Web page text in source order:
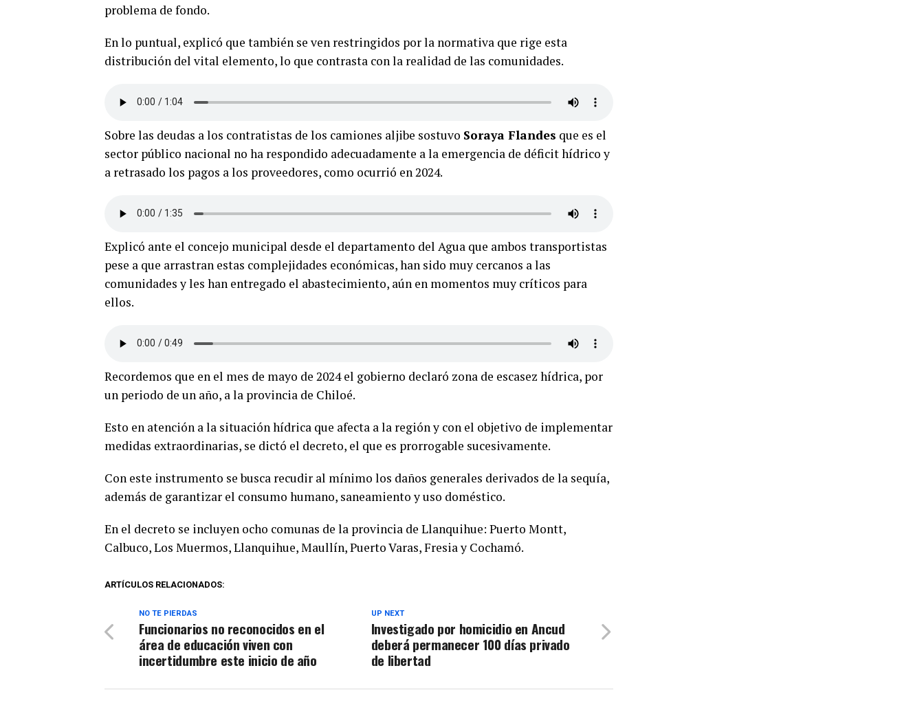
problema de fondo.
En lo puntual, explicó que también se ven restringidos por la normativa que rige esta
distribución del vital elemento, lo que contrasta con la realidad de las comunidades.
Sobre las deudas a los contratistas de los camiones aljibe sostuvo Soraya Flandes que es el
sector público nacional no ha respondido adecuadamente a la emergencia de déficit hídrico y
a retrasado los pagos a los proveedores, como ocurrió en 2024.
Explicó ante el concejo municipal desde el departamento del Agua que ambos transportistas
pese a que arrastran estas complejidades económicas, han sido muy cercanos a las
comunidades y les han entregado el abastecimiento, aún en momentos muy críticos para
ellos.
Recordemos que en el mes de mayo de 2024 el gobierno declaró zona de escasez hídrica, por
un periodo de un año, a la provincia de Chiloé.
Esto en atención a la situación hídrica que afecta a la región y con el objetivo de implementar
medidas extraordinarias, se dictó el decreto, el que es prorrogable sucesivamente.
Con este instrumento se busca recudir al mínimo los daños generales derivados de la sequía,
además de garantizar el consumo humano, saneamiento y uso doméstico.
En el decreto se incluyen ocho comunas de la provincia de Llanquihue: Puerto Montt,
Calbuco, Los Muermos, Llanquihue, Maullín, Puerto Varas, Fresia y Cochamó.
ARTÍCULOS RELACIONADOS:
UP NEXT
Investigado por homicidio en Ancud
deberá permanecer 100 días privado
de libertad
NO TE PIERDAS
Funcionarios no reconocidos en el
área de educación viven con
incertidumbre este inicio de año